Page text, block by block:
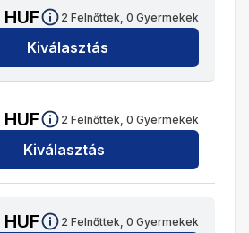
HUF 2 Felnőttek, 0 Gyermekek
Kiválasztás
HUF 2 Felnőttek, 0 Gyermekek
Kiválasztás
HUF 2 Felnőttek, 0 Gyermekek